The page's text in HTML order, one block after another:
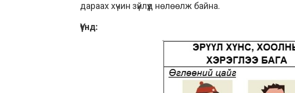
дараах хүчин зүйлүүд нөлөөлж байна.
Үүнд: